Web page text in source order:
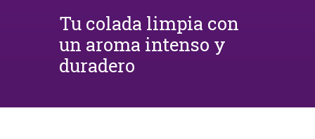
Tu colada limpia con
un aroma intenso y
duradero